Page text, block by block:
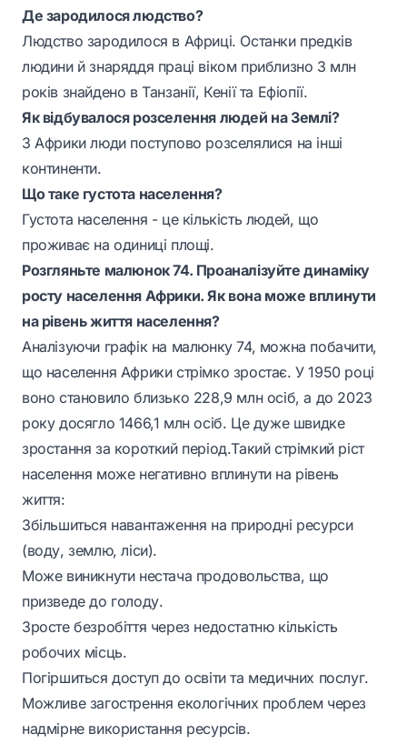
Де зародилося людство?
Людство зародилося в Африці. Останки предків
людини й знаряддя праці віком приблизно 3 млн
років знайдено в Танзанії, Кенії та Ефіопії.
Як відбувалося розселення людей на Землі?
З Африки люди поступово розселялися на інші
континенти.
Що таке густота населення?
Густота населення - це кількість людей, що
проживає на одиниці площі.
Розгляньте малюнок 74. Проаналізуйте динаміку
росту населення Африки. Як вона може вплинути
на рівень життя населення?
Аналізуючи графік на малюнку 74, можна побачити,
що населення Африки стрімко зростає. У 1950 році
воно становило близько 228,9 млн осіб, а до 2023
року досягло 1466,1 млн осіб. Це дуже швидке
зростання за короткий період.Такий стрімкий ріст
населення може негативно вплинути на рівень
життя:
Збільшиться навантаження на природні ресурси
(воду, землю, ліси).
Може виникнути нестача продовольства, що
призведе до голоду.
Зросте безробіття через недостатню кількість
робочих місць.
Погіршиться доступ до освіти та медичних послуг.
Можливе загострення екологічних проблем через
надмірне використання ресурсів.